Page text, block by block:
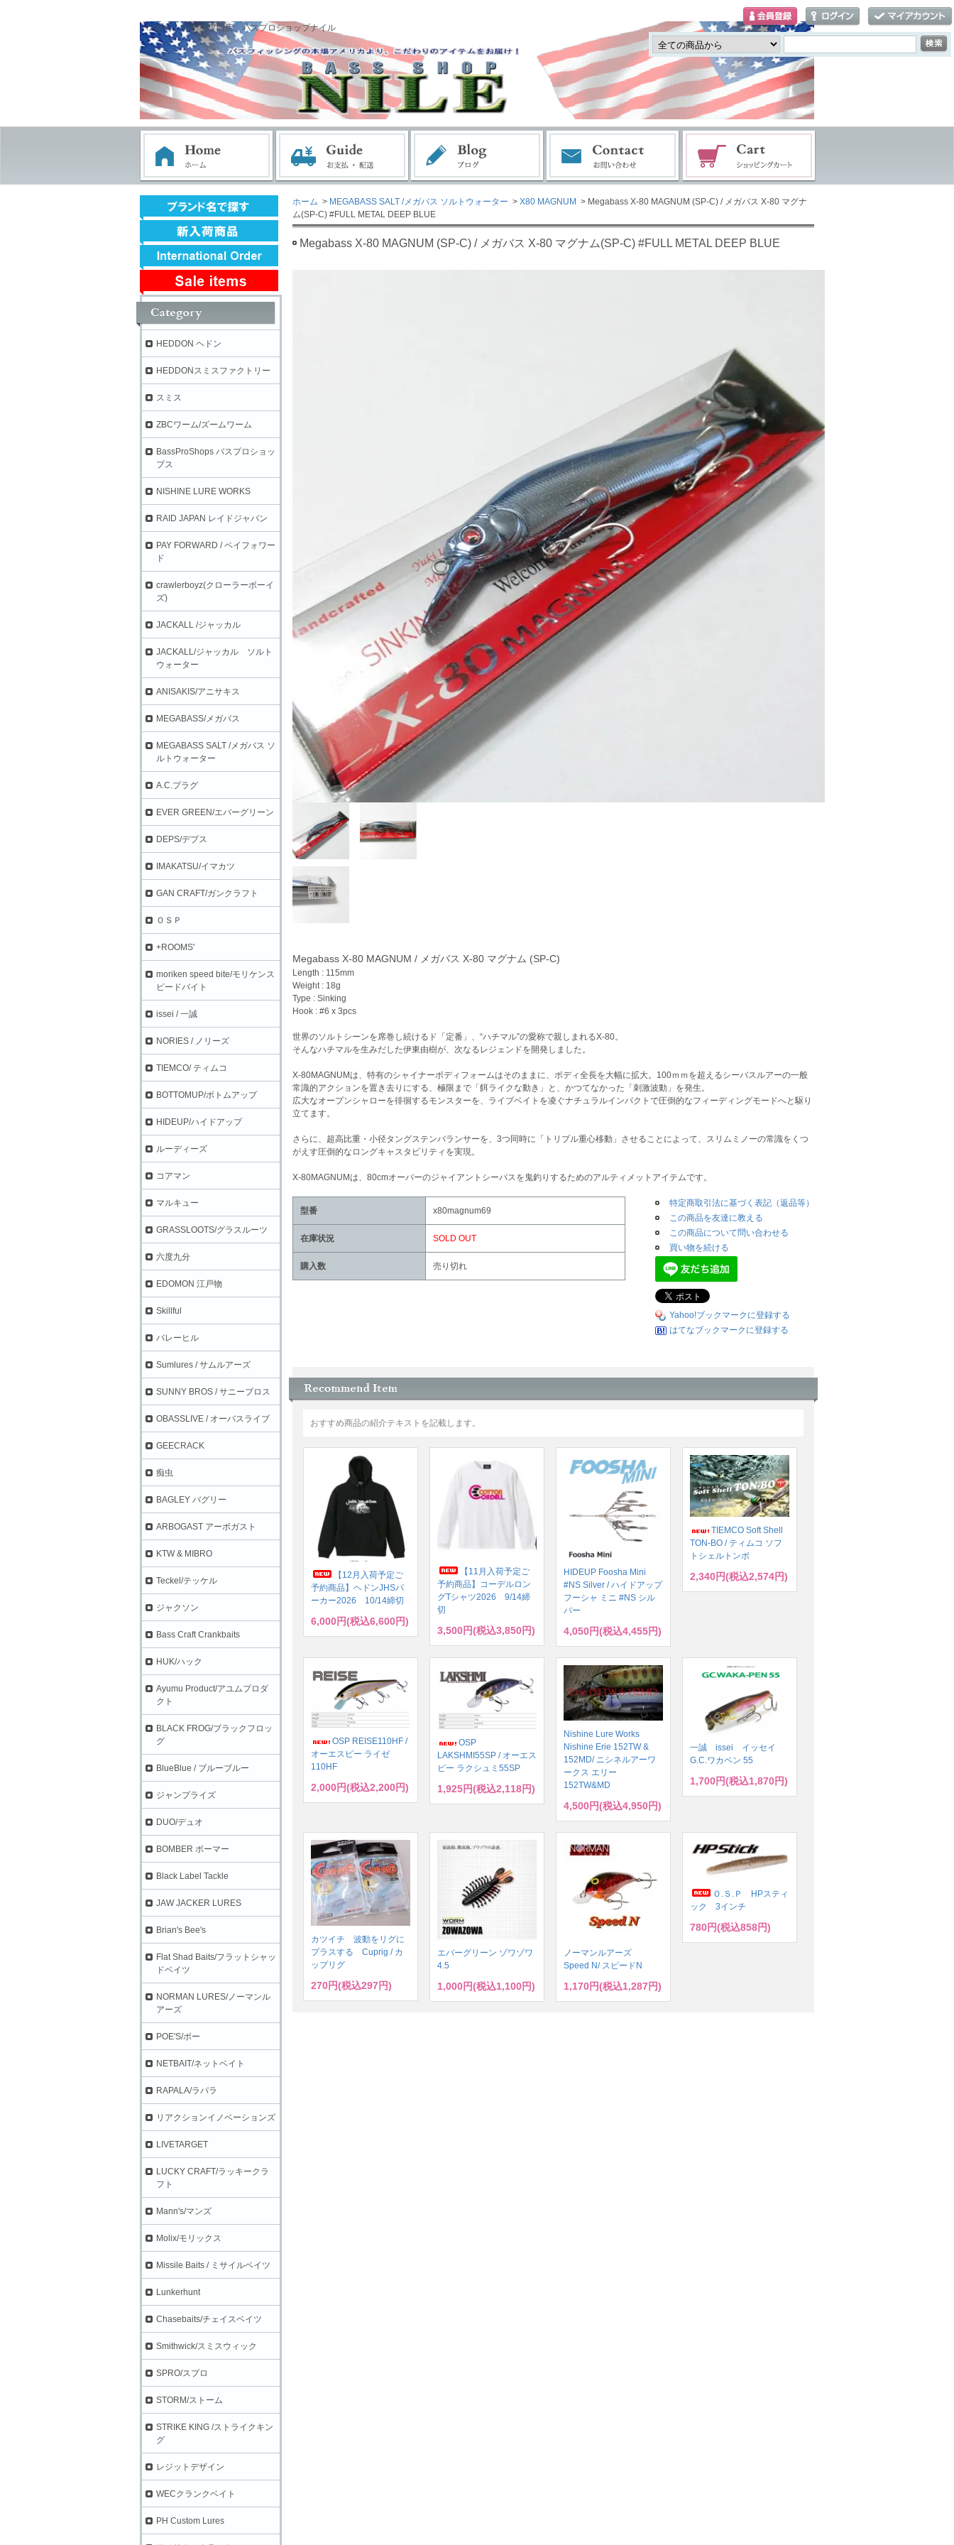
バス釣り・ルアー専門店 バスプロショップナイル
ホーム > MEGABASS SALT /メガバス ソルトウォーター > X80 MAGNUM > Megabass X-80 MAGNUM (SP-C) / メガバス X-80 マグナ
ム(SP-C) #FULL METAL DEEP BLUE
Megabass X-80 MAGNUM (SP-C) / メガバス X-80 マグナム(SP-C) #FULL METAL DEEP BLUE
Megabass X-80 MAGNUM / メガバス X-80 マグナム (SP-C)
Length : 115mm
Weight : 18g
Type : Sinking
Hook : #6 x 3pcs
世界のソルトシーンを席巻し続けるド「定番」、“ハチマル”の愛称で親しまれるX-80。
そんなハチマルを生みだした伊東由樹が、次なるレジェンドを開発しました。
X-80MAGNUMは、特有のシャイナーボディフォームはそのままに、ボディ全長を大幅に拡大。100ｍｍを超えるシーバスルアーの一般
常識的アクションを置き去りにする、極限まで「餌ライクな動き」と、かつてなかった「刺激波動」を発生。
広大なオープンシャローを徘徊するモンスターを、ライブベイトを凌ぐナチュラルインパクトで圧倒的なフィーディングモードへと駆り
立てます。
さらに、超高比重・小径タングステンバランサーを、3つ同時に「トリプル重心移動」させることによって、スリムミノーの常識をくつ
がえす圧倒的なロングキャスタビリティを実現。
X-80MAGNUMは、80cmオーバーのジャイアントシーバスを鬼釣りするためのアルティメットアイテムです。
型番 x80magnum69
在庫状況 SOLD OUT
購入数 売り切れ
特定商取引法に基づく表記（返品等）
この商品を友達に教える
この商品について問い合わせる
買い物を続ける
Yahoo!ブックマークに登録する
はてなブックマークに登録する
おすすめ商品の紹介テキストを記載します。
【12月入荷予定ご
予約商品】ヘドンJHSパ
ーカー2026 10/14締切
6,000円(税込6,600円)
【11月入荷予定ご
予約商品】コーデルロン
グTシャツ2026 9/14締
切
3,500円(税込3,850円)
HIDEUP Foosha Mini
#NS Silver / ハイドアップ
フーシャ ミニ #NS シル
バー
4,050円(税込4,455円)
TIEMCO Soft Shell
TON-BO / ティムコ ソフ
トシェルトンボ
2,340円(税込2,574円)
OSP REISE110HF /
オーエスピー ライゼ
110HF
2,000円(税込2,200円)
OSP
LAKSHMI55SP / オーエス
ピー ラクシュミ55SP
1,925円(税込2,118円)
Nishine Lure Works
Nishine Erie 152TW &
152MD/ ニシネルアーワ
ークス エリー
152TW&MD
4,500円(税込4,950円)
一誠 issei イッセイ
G.C.ワカペン 55
1,700円(税込1,870円)
カツイチ 波動をリグに
プラスする Cuprig / カ
ップリグ
270円(税込297円)
エバーグリーン ゾワゾワ
4.5
1,000円(税込1,100円)
ノーマンルアーズ
Speed N/ スピードN
1,170円(税込1,287円)
Ｏ.Ｓ.Ｐ HPスティ
ック 3インチ
780円(税込858円)
HEDDON ヘドン
HEDDONスミスファクトリー
スミス
ZBCワーム/ズームワーム
BassProShops バスプロショッ
プス
NISHINE LURE WORKS
RAID JAPAN レイドジャパン
PAY FORWARD / ペイフォワー
ド
crawlerboyz(クローラーボーイ
ズ)
JACKALL /ジャッカル
JACKALL/ジャッカル ソルト
ウォーター
ANISAKIS/アニサキス
MEGABASS/メガバス
MEGABASS SALT /メガバス ソ
ルトウォーター
A.C.プラグ
EVER GREEN/エバーグリーン
DEPS/デプス
IMAKATSU/イマカツ
GAN CRAFT/ガンクラフト
ＯＳＰ
+ROOMS'
moriken speed bite/モリケンス
ピードバイト
issei / 一誠
NORIES / ノリーズ
TIEMCO/ ティムコ
BOTTOMUP/ボトムアップ
HIDEUP/ハイドアップ
ルーディーズ
コアマン
マルキュー
GRASSLOOTS/グラスルーツ
六度九分
EDOMON 江戸物
Skillful
バレーヒル
Sumlures / サムルアーズ
SUNNY BROS / サニーブロス
OBASSLIVE / オーバスライブ
GEECRACK
痴虫
BAGLEY バグリー
ARBOGAST アーボガスト
KTW & MIBRO
Teckel/テッケル
ジャクソン
Bass Craft Crankbaits
HUK/ハック
Ayumu Product/アユムプロダ
クト
BLACK FROG/ブラックフロッ
グ
BlueBlue / ブルーブルー
ジャンプライズ
DUO/デュオ
BOMBER ボーマー
Black Label Tackle
JAW JACKER LURES
Brian's Bee's
Flat Shad Baits/フラットシャッ
ドベイツ
NORMAN LURES/ノーマンル
アーズ
POE'S/ポー
NETBAIT/ネットベイト
RAPALA/ラパラ
リアクションイノベーションズ
LIVETARGET
LUCKY CRAFT/ラッキークラ
フト
Mann's/マンズ
Molix/モリックス
Missile Baits / ミサイルベイツ
Lunkerhunt
Chasebaits/チェイスベイツ
Smithwick/スミスウィック
SPRO/スプロ
STORM/ストーム
STRIKE KING /ストライクキン
グ
レジットデザイン
WECクランクベイト
PH Custom Lures